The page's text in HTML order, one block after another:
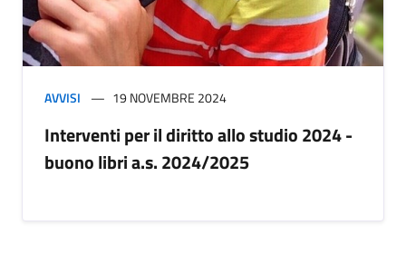
AVVISI 19 NOVEMBRE 2024
Interventi per il diritto allo studio 2024 -
buono libri a.s. 2024/2025